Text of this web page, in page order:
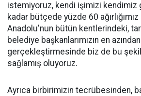
istemiyoruz, kendi işimizi kendimiz
kadar bütçede yüzde 60
Anadolu'nun bütün kentlerindeki,
belediye başkanlarımızın en
gerçekleştirmesinde biz de bu
sağlamış oluyoruz.
Ayrıca birbirimizin tecrübesinden,